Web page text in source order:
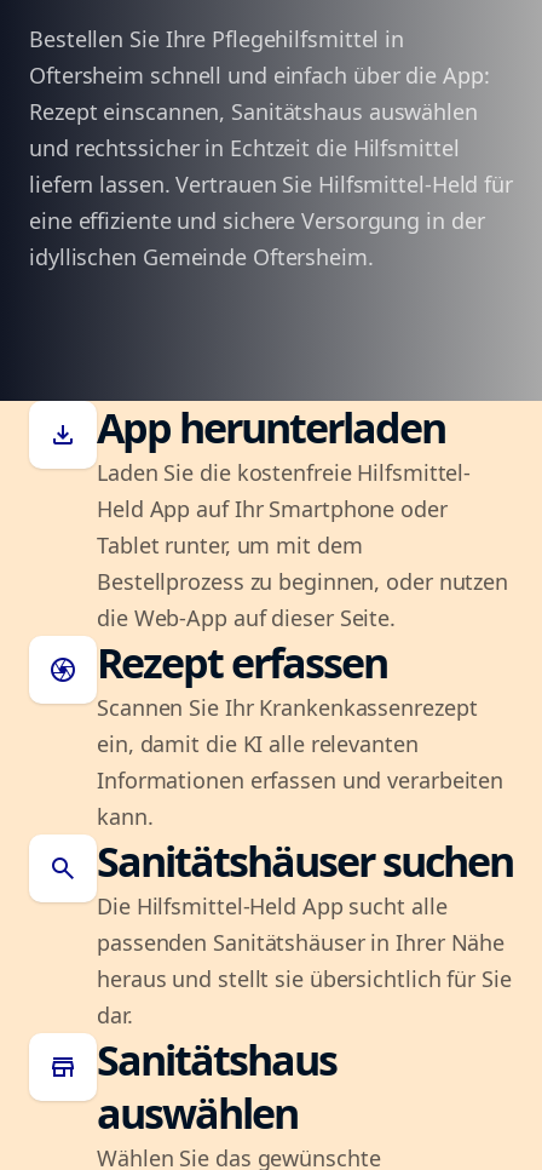
Bestellen Sie Ihre Pflegehilfsmittel in
Oftersheim schnell und einfach über die App:
Rezept einscannen, Sanitätshaus auswählen
und rechtssicher in Echtzeit die Hilfsmittel
liefern lassen. Vertrauen Sie Hilfsmittel-Held für
eine effiziente und sichere Versorgung in der
idyllischen Gemeinde Oftersheim.
download App herunterladen
Laden Sie die kostenfreie Hilfsmittel-
Held App auf Ihr Smartphone oder
Tablet runter, um mit dem
Bestellprozess zu beginnen, oder nutzen
die Web-App auf dieser Seite.
camera Rezept erfassen
Scannen Sie Ihr Krankenkassenrezept
ein, damit die KI alle relevanten
Informationen erfassen und verarbeiten
kann.
search Sanitätshäuser suchen
Die Hilfsmittel-Held App sucht alle
passenden Sanitätshäuser in Ihrer Nähe
heraus und stellt sie übersichtlich für Sie
dar.
store
Sanitätshaus
auswählen
Wählen Sie das gewünschte